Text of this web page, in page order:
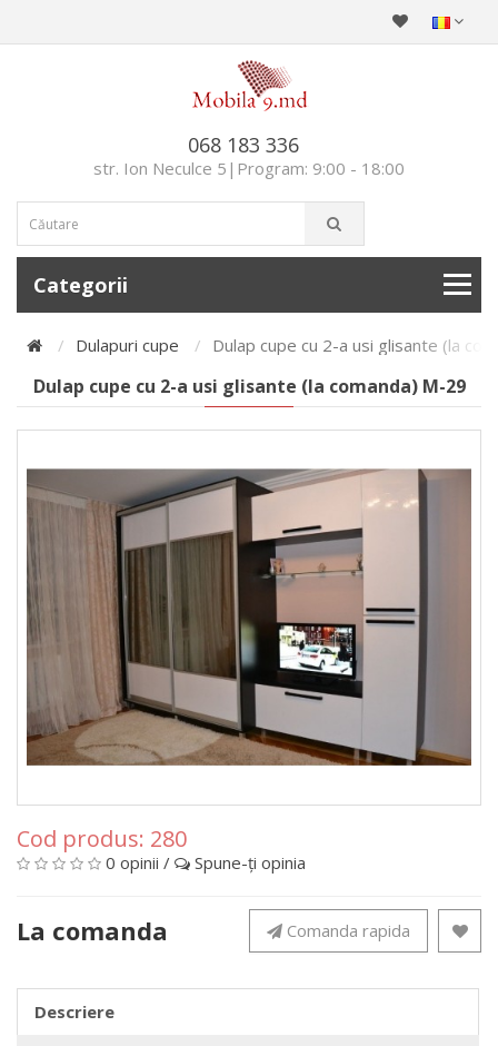
068 183 336
str. Ion Neculce 5|Program: 9:00 - 18:00
Categorii
Dulapuri cupe Dulap cupe cu 2-a usi glisante (la
Dulap cupe cu 2-a usi glisante (la comanda) М-29
Cod produs: 280
0 opinii / Spune-ţi opinia
La comanda Comanda rapida
Descriere